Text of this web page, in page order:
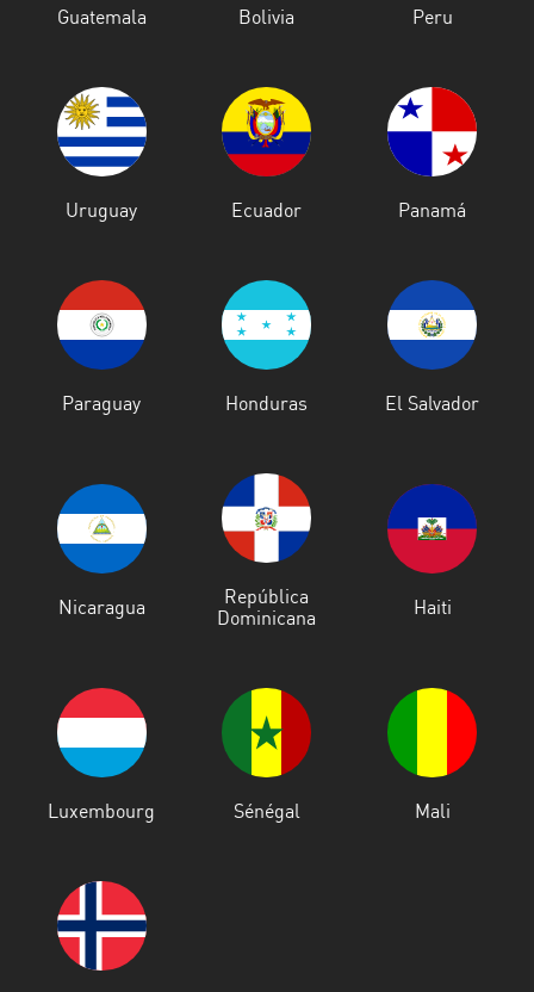
Tsáchilas
Tungurahua
Chinchipe
Guatemala Bolivia Peru
Uruguay Ecuador Panamá
Paraguay Honduras El Salvador
Nicaragua
República
Dominicana
Haiti
Luxembourg Sénégal Mali